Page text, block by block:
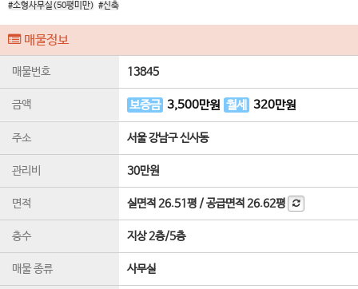
#소형사무실(50평미만) #신축
매물정보
매물번호 13845
금액 보증금 3,500만원 월세 320만원
주소 서울 강남구 신사동
관리비 30만원
면적 실면적26.51평 /공급면적26.62평
층수 지상 2층/5층
매물 종류 사무실